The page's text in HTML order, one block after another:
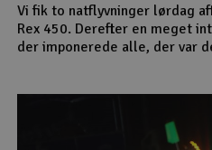
Vi fik to natflyvninger lørdag
Rex 450. Derefter en meget
der imponerede alle, der var